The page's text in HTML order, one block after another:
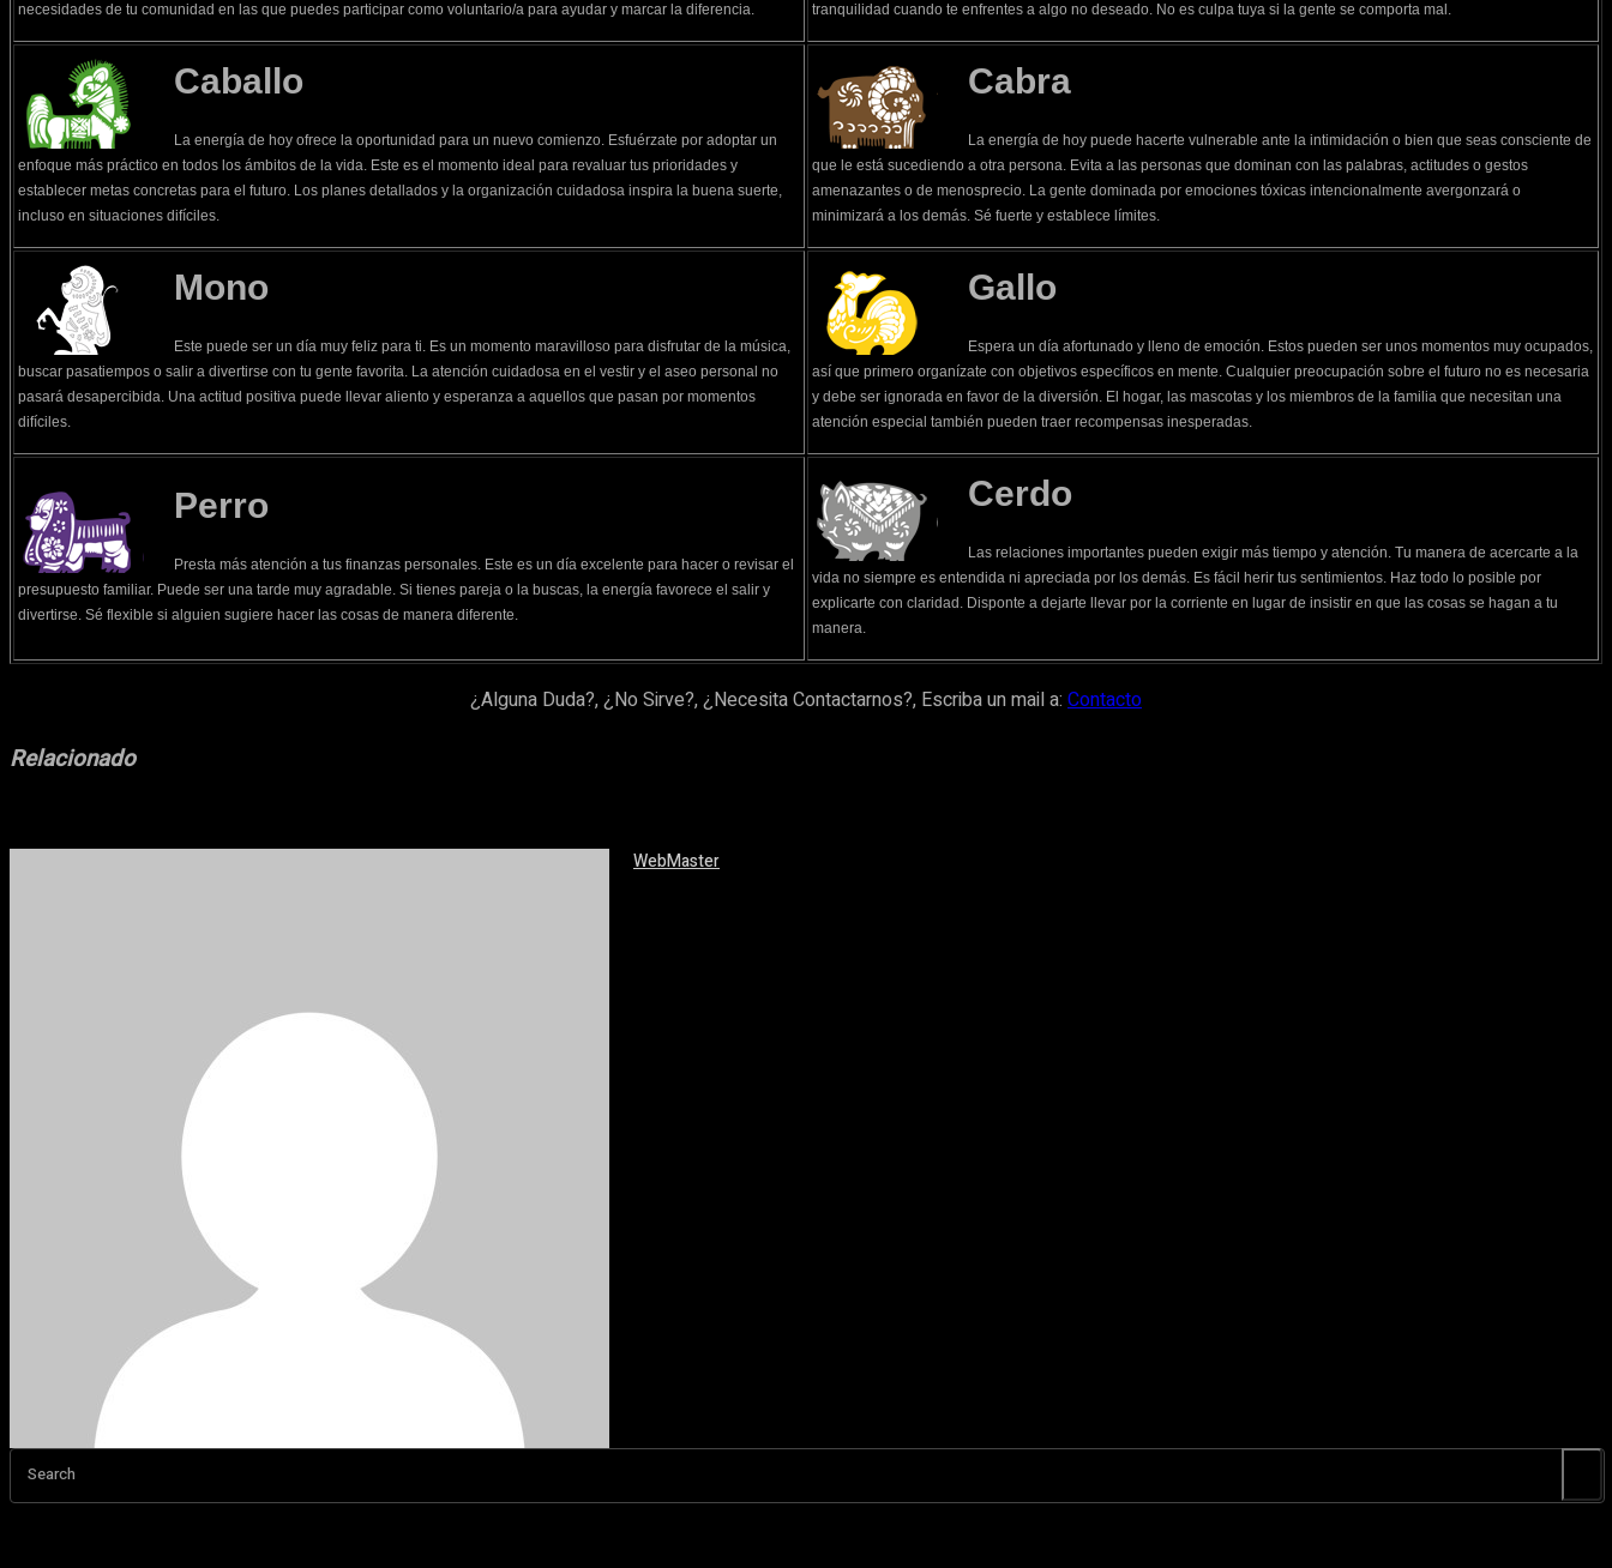
necesidades de tu comunidad en las que puedes participar como voluntario/a para ayudar y marcar la diferencia.
tranquilidad cuando te enfrentes a algo no deseado. No es culpa tuya si la gente se comporta mal.
Caballo
La energía de hoy ofrece la oportunidad para un nuevo comienzo. Esfuérzate por adoptar un
enfoque más práctico en todos los ámbitos de la vida. Este es el momento ideal para revaluar tus prioridades y
establecer metas concretas para el futuro. Los planes detallados y la organización cuidadosa inspira la buena suerte,
incluso en situaciones difíciles.
Cabra
La energía de hoy puede hacerte vulnerable ante la intimidación o bien que seas consciente de
que le está sucediendo a otra persona. Evita a las personas que dominan con las palabras, actitudes o gestos
amenazantes o de menosprecio. La gente dominada por emociones tóxicas intencionalmente avergonzará o
minimizará a los demás. Sé fuerte y establece límites.
Mono
Este puede ser un día muy feliz para ti. Es un momento maravilloso para disfrutar de la música,
buscar pasatiempos o salir a divertirse con tu gente favorita. La atención cuidadosa en el vestir y el aseo personal no
pasará desapercibida. Una actitud positiva puede llevar aliento y esperanza a aquellos que pasan por momentos
difíciles.
Gallo
Espera un día afortunado y lleno de emoción. Estos pueden ser unos momentos muy ocupados,
así que primero organízate con objetivos específicos en mente. Cualquier preocupación sobre el futuro no es necesaria
y debe ser ignorada en favor de la diversión. El hogar, las mascotas y los miembros de la familia que necesitan una
atención especial también pueden traer recompensas inesperadas.
Perro
Presta más atención a tus finanzas personales. Este es un día excelente para hacer o revisar el
presupuesto familiar. Puede ser una tarde muy agradable. Si tienes pareja o la buscas, la energía favorece el salir y
divertirse. Sé flexible si alguien sugiere hacer las cosas de manera diferente.
Cerdo
Las relaciones importantes pueden exigir más tiempo y atención. Tu manera de acercarte a la
vida no siempre es entendida ni apreciada por los demás. Es fácil herir tus sentimientos. Haz todo lo posible por
explicarte con claridad. Disponte a dejarte llevar por la corriente en lugar de insistir en que las cosas se hagan a tu
manera.
¿Alguna Duda?, ¿No Sirve?, ¿Necesita Contactarnos?, Escriba un mail a: Contacto
Relacionado
WebMaster
Search